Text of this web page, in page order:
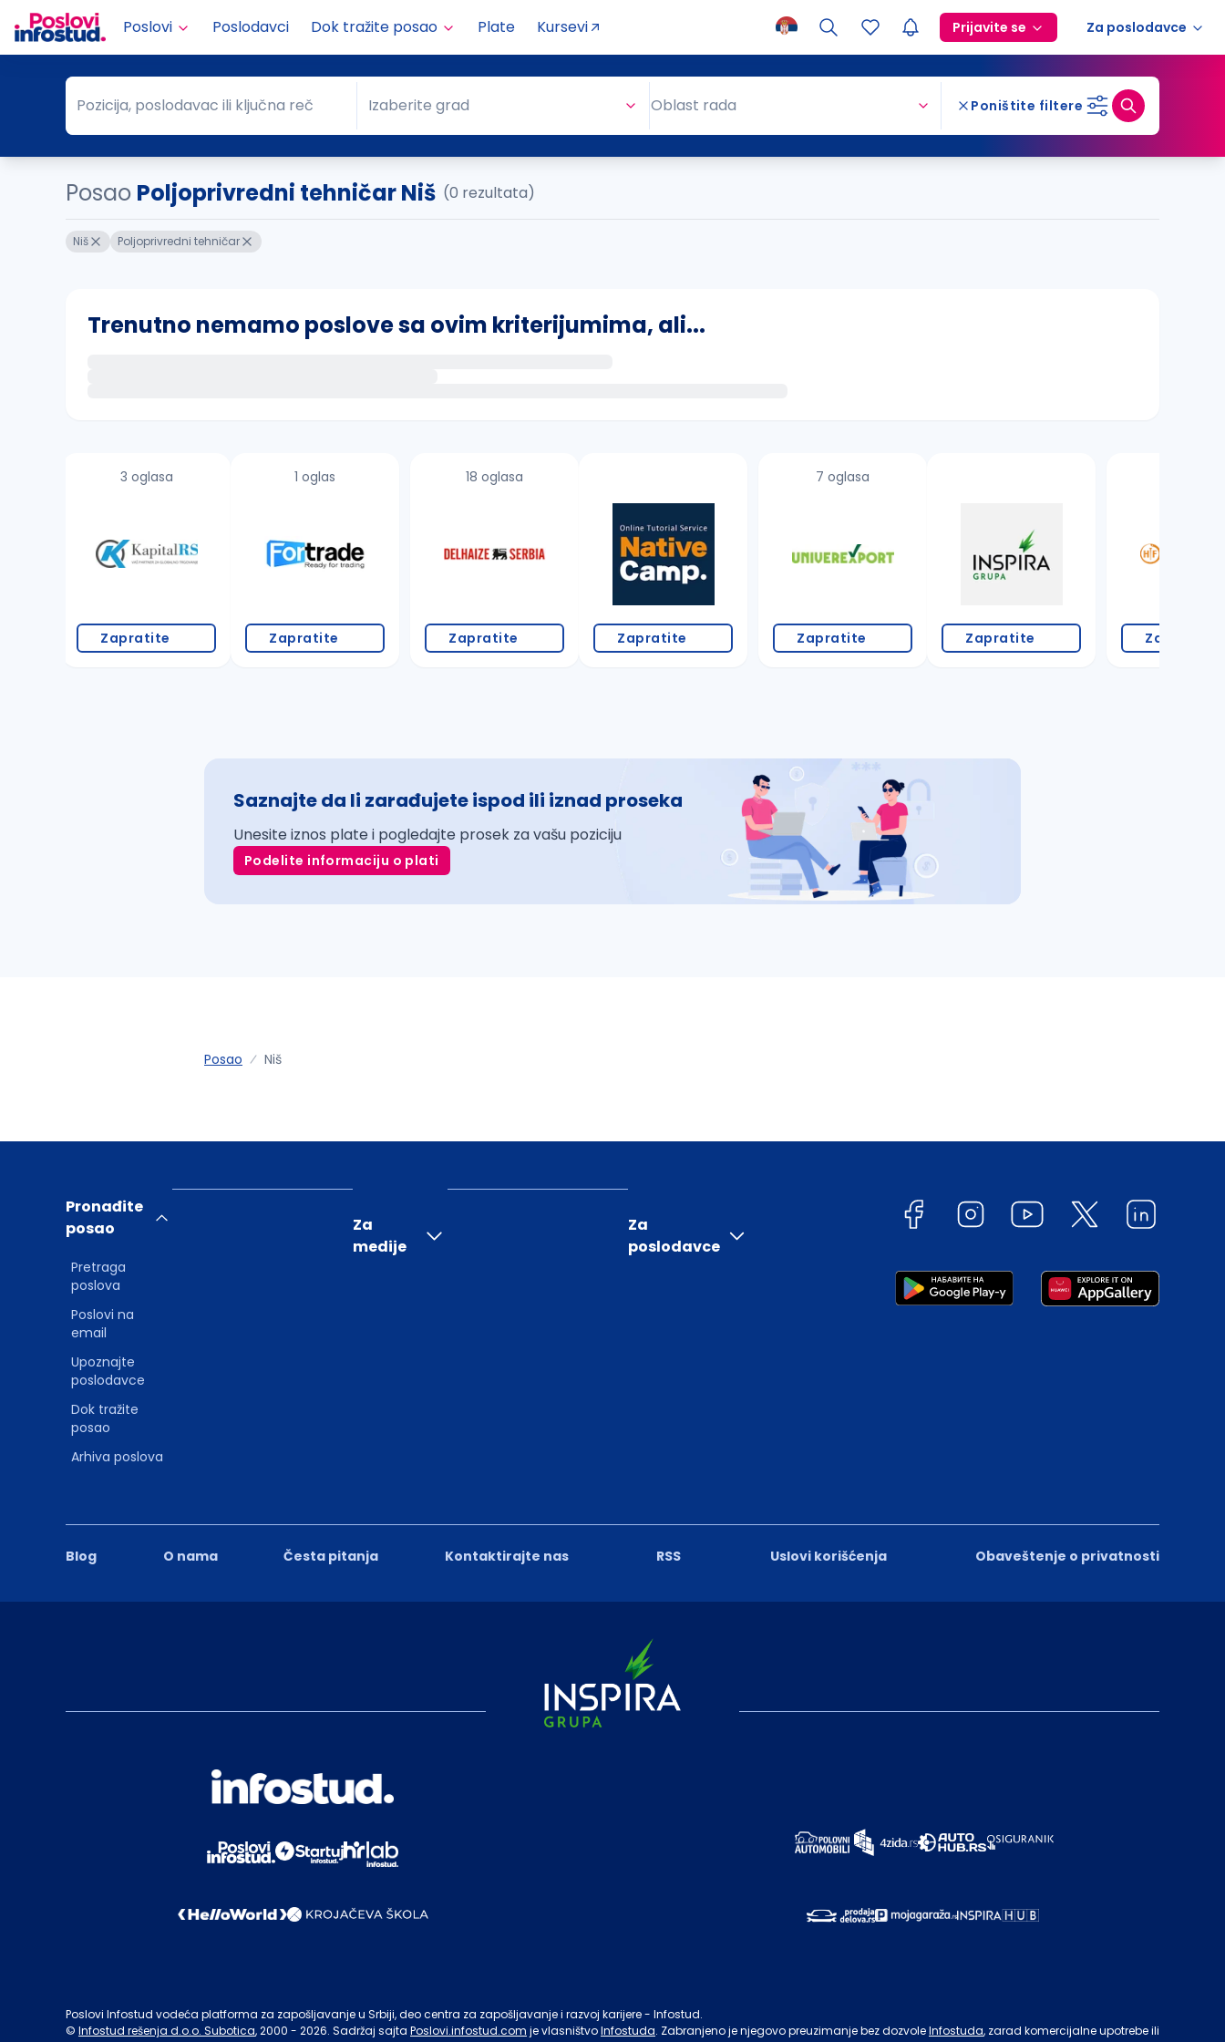
Poslovi Poslodavci Dok tražite posao Plate Kursevi Prijavite se Za poslodavce
Pozicija, poslodavac ili ključna reč
Pozicija, poslodavac ili ključna reč Grad
Izaberite grad Oblast rada Poništite filtere
Posao Poljoprivredni tehničar Niš (0 rezultata)
Niš Poljoprivredni tehničar
Trenutno nemamo poslove sa ovim kriterijumima, ali...
proverite pravopisne greške (koristite č, ć, š, đ, ž, dž)
povećajte radijus za odabrani grad
3 oglasa
Zapratite
1 oglas
Zapratite
18 oglasa
Zapratite Zapratite
7 oglasa
Zapratite Zapratite Zapratite
Saznajte da li zarađujete ispod ili iznad proseka
Unesite iznos plate i pogledajte prosek za vašu poziciju
Podelite informaciju o plati
Posao Niš
Blog O nama Česta pitanja Kontaktirajte nas RSS Uslovi korišćenja Obaveštenje o privatnosti
Pronađite
posao
Pretraga
poslova
Poslovi na
email
Upoznajte
poslodavce
Dok tražite
posao
Arhiva poslova
Za
medije
Za
poslodavce
Poslovi Infostud vodeća platforma za zapošljavanje u Srbiji, deo centra za zapošljavanje i razvoj karijere - Infostud.
© Infostud rešenja d.o.o. Subotica, 2000 - 2026. Sadržaj sajta Poslovi.infostud.com je vlasništvoInfostuda. Zabranjeno je njegovo preuzimanje bez dozvoleInfostuda, zarad komercijalne upotrebe ili